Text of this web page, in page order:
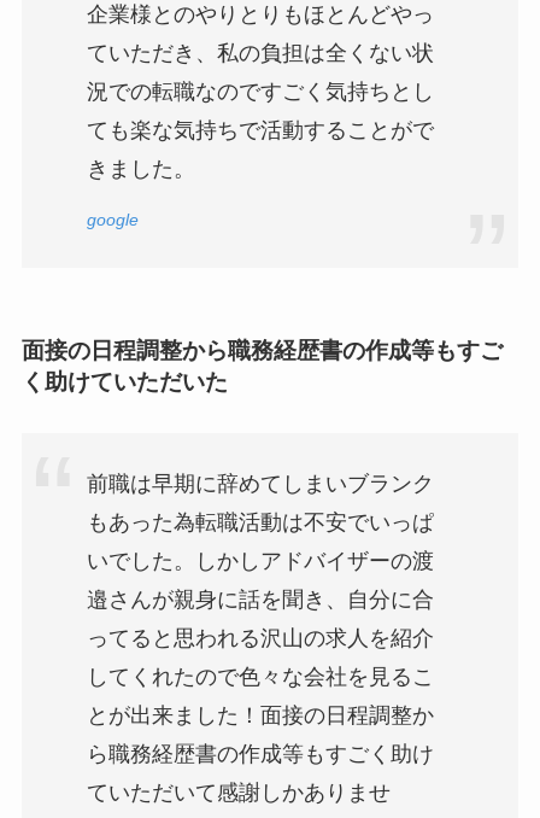
企業様とのやりとりもほとんどやっ
ていただき、私の負担は全くない状
況での転職なのですごく気持ちとし
ても楽な気持ちで活動することがで
きました。
google
面接の日程調整から職務経歴書の作成等もすご
く助けていただいた
前職は早期に辞めてしまいブランク
もあった為転職活動は不安でいっぱ
いでした。しかしアドバイザーの渡
邉さんが親身に話を聞き、自分に合
ってると思われる沢山の求人を紹介
してくれたので色々な会社を見るこ
とが出来ました！面接の日程調整か
ら職務経歴書の作成等もすごく助け
ていただいて感謝しかありませ